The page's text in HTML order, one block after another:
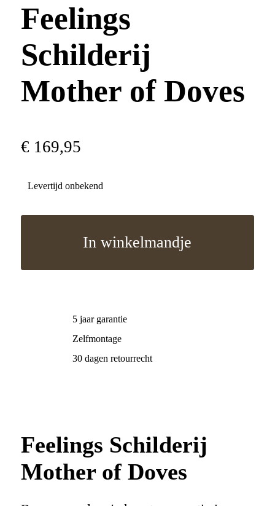
Feelings
Schilderij
Mother of Doves
€ 169,95
Levertijd onbekend
In winkelmandje
5 jaar garantie
Zelfmontage
30 dagen retourrecht
Feelings Schilderij
Mother of Doves